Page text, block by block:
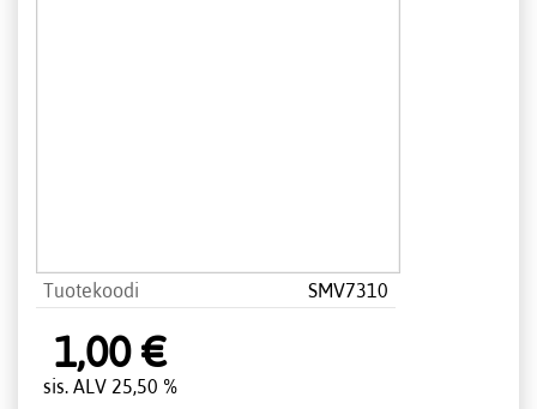
Tuotekoodi SMV7310
1,00 €
sis. ALV 25,50 %